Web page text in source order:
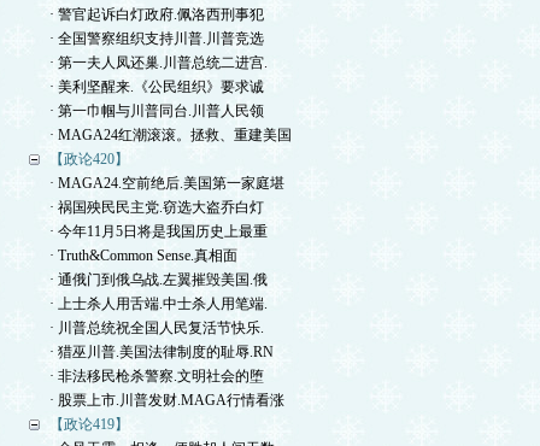
· 警官起诉白灯政府.佩洛西刑事犯
· 全国警察组织支持川普.川普竞选
· 第一夫人凤还巢.川普总统二进宫.
· 美利坚醒来.《公民组织》要求诚
· 第一巾帼与川普同台.川普人民领
· MAGA24红潮滚滚。拯救、重建美国
【政论420】
· MAGA24.空前绝后.美国第一家庭堪
· 祸国殃民民主党.窃选大盗乔白灯
· 今年11月5日将是我国历史上最重
· Truth&Common Sense.真相面
· 通俄门到俄乌战.左翼摧毁美国.俄
· 上士杀人用舌端.中士杀人用笔端.
· 川普总统祝全国人民复活节快乐.
· 猎巫川普.美国法律制度的耻辱.RN
· 非法移民枪杀警察.文明社会的堕
· 股票上市.川普发财.MAGA行情看涨
【政论419】